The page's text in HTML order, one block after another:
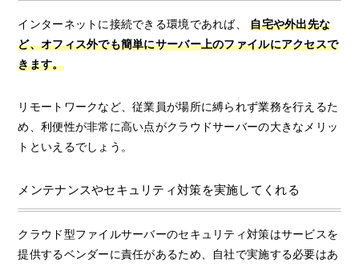
インターネットに接続できる環境であれば、自宅や外出先な
ど、オフィス外でも簡単にサーバー上のファイルにアクセスで
きます。
リモートワークなど、従業員が場所に縛られず業務を行えるた
め、利便性が非常に高い点がクラウドサーバーの大きなメリッ
トといえるでしょう。
メンテナンスやセキュリティ対策を実施してくれる
クラウド型ファイルサーバーのセキュリティ対策はサービスを
提供するベンダーに責任があるため、自社で実施する必要はあ